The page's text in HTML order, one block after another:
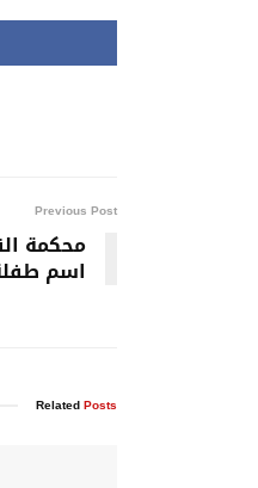
Previous Post
محكمة
اسم
RelatedPosts